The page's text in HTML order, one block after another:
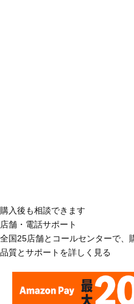
購入後も相談できます
店舗・電話サポート
全国25店舗とコールセンターで、
品質とサポートを詳しく見る